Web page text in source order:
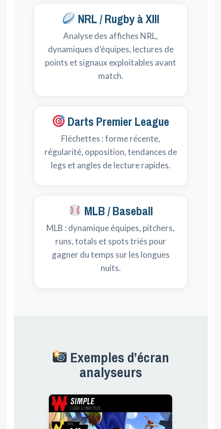
NRL / Rugby à XIII
Analyse des affiches NRL,
dynamiques d’équipes, lectures de
points et signaux exploitables avant
match.
Darts Premier League
Fléchettes : forme récente,
régularité, opposition, tendances de
legs et angles de lecture rapides.
MLB / Baseball
MLB : dynamique équipes, pitchers,
runs, totals et spots triés pour
gagner du temps sur les longues
nuits.
Exemples d’écran
analyseurs